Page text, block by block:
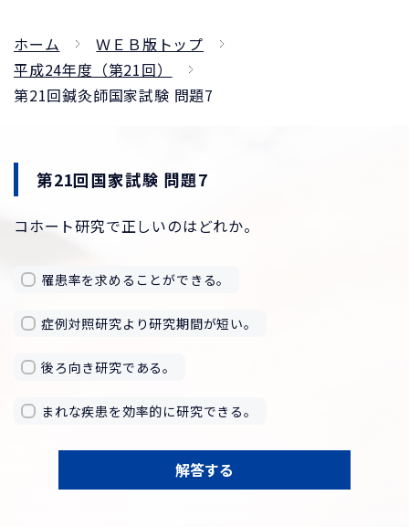
ホーム
ＷＥＢ版トップ
平成24年度（第21回）
第21回鍼灸師国家試験 問題7
第21回国家試験 問題7
コホート研究で正しいのはどれか。
罹患率を求めることができる。
症例対照研究より研究期間が短い。
後ろ向き研究である。
まれな疾患を効率的に研究できる。
解答する